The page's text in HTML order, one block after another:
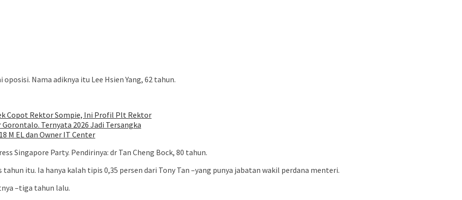
Nama adiknya itu Lee Hsien Yang, 62 tahun.
Copot Rektor Sompie, Ini Profil Plt Rektor
Ternyata 2026 Jadi Tersangka
M EL dan Owner IT Center
Singapore Party. Pendirinya: dr Tan Cheng Bock, 80 tahun.
itu. Ia hanya kalah tipis 0,35 persen dari Tony Tan –yang punya jabatan wakil perdana menteri.
–tiga tahun lalu.